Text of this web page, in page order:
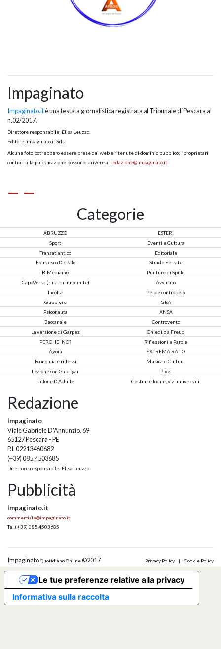
Impaginato
Impaginato.itè una testata giornalistica registrata al Tribunale di Pescara al
n.02/2017.
Direttore responsabile: Elisa Leuzzo.
Editore Impaginato.it Srls.
Alcune foto potrebbero essere prese dal web e ritenute di dominio pubblico; i proprietari
contrari alla pubblicazione possono scrivere a: redazione@impaginato.it
Categorie
ABRUZZO
ESTERI
Sport
Eventi e Cultura
Transatlantico
Editoriale
Francesco De Palo
Strade Ferrate
RiMediamo
Punture di Spillo
CapoVerso (rubrica innocente)
Avvinato
Incolta
Pelo e contropelo
Guepiere
GEA
Psiconauta
ANSA
Baccanale
Controvento
La versione di Garpez
Chiedilo a Freud
PERCHE' NO?
Riflessioni e Parole
Agorà
EXTREMA RATIO
Economia e riflessi
Musica e Cultura
Lezione con Gabrigar
Pixel
Tallone D'Achille
Costume locale, vizi universali.
Redazione
Impaginato
Viale Gabriele D'Annunzio, 69
65127 Pescara - PE
P.I. 02213460682
(+39) 085.4503685
Direttore responsabile: Elisa Leuzzo
Pubblicità
Impaginato.it
commerciale@impaginato.it
Tel. (+39) 085.4503685
ImpaginatoQuotidiano Online©2017 Privacy Policy | Cookie Policy
Informativa sulla raccolta
Le tue preferenze relative alla privacy